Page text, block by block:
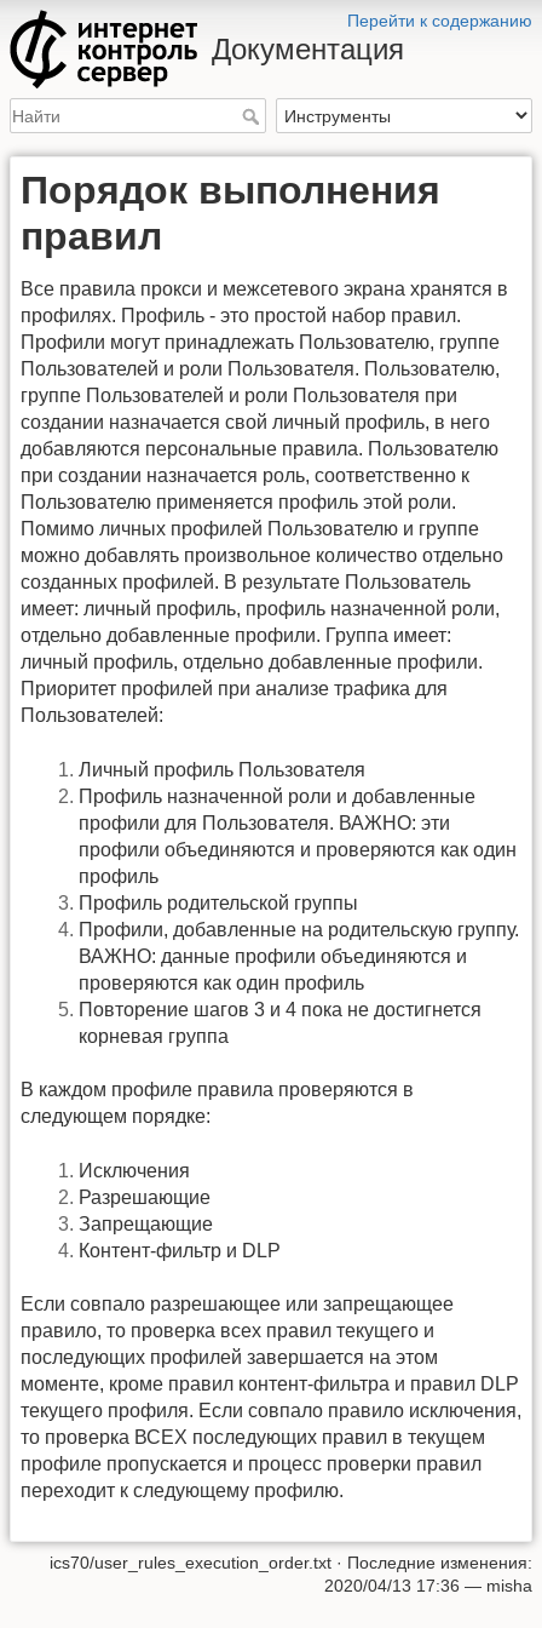
Перейти к содержанию
Документация
Порядок выполнения
правил
Все правила прокси и межсетевого экрана хранятся в
профилях. Профиль - это простой набор правил.
Профили могут принадлежать Пользователю, группе
Пользователей и роли Пользователя. Пользователю,
группе Пользователей и роли Пользователя при
создании назначается свой личный профиль, в него
добавляются персональные правила. Пользователю
при создании назначается роль, соответственно к
Пользователю применяется профиль этой роли.
Помимо личных профилей Пользователю и группе
можно добавлять произвольное количество отдельно
созданных профилей. В результате Пользователь
имеет: личный профиль, профиль назначенной роли,
отдельно добавленные профили. Группа имеет:
личный профиль, отдельно добавленные профили.
Приоритет профилей при анализе трафика для
Пользователей:
Личный профиль Пользователя
Профиль назначенной роли и добавленные
профили для Пользователя. ВАЖНО: эти
профили объединяются и проверяются как один
профиль
Профиль родительской группы
Профили, добавленные на родительскую группу.
ВАЖНО: данные профили объединяются и
проверяются как один профиль
Повторение шагов 3 и 4 пока не достигнется
корневая группа
В каждом профиле правила проверяются в
следующем порядке:
Исключения
Разрешающие
Запрещающие
Контент-фильтр и DLP
Если совпало разрешающее или запрещающее
правило, то проверка всех правил текущего и
последующих профилей завершается на этом
моменте, кроме правил контент-фильтра и правил DLP
текущего профиля. Если совпало правило исключения,
то проверка ВСЕХ последующих правил в текущем
профиле пропускается и процесс проверки правил
переходит к следующему профилю.
ics70/user_rules_execution_order.txt · Последние изменения:
2020/04/13 17:36 — misha